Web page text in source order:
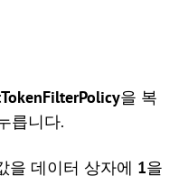
을 복
릅니다.
을 데이터 상자에 1을